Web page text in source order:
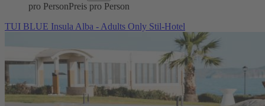
pro PersonPreis pro Person
TUI BLUE Insula Alba - Adults Only Stil-Hotel